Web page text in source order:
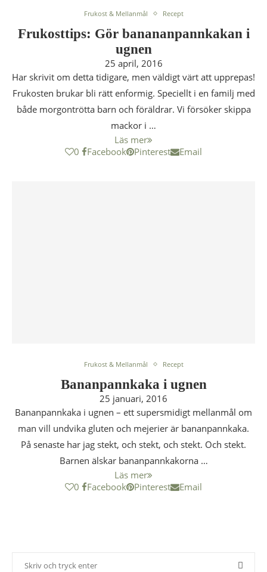
Frukost & Mellanmål Recept
Frukosttips: Gör banananpannkakan i
ugnen
25 april, 2016
Har skrivit om detta tidigare, men väldigt värt att upprepas!
Frukosten brukar bli rätt enformig. Speciellt i en familj med
både morgontrötta barn och föräldrar. Vi försöker skippa
mackor i …
Läs mer
0
Facebook Pinterest Email
Frukost & Mellanmål Recept
Bananpannkaka i ugnen
25 januari, 2016
Bananpannkaka i ugnen – ett supersmidigt mellanmål om
man vill undvika gluten och mejerier är bananpannkaka.
På senaste har jag stekt, och stekt, och stekt. Och stekt.
Barnen älskar bananpannkakorna …
Läs mer
0
Facebook Pinterest Email